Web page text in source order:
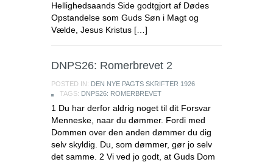
Hellighedsaands Side godtgjort af Dødes
Opstandelse som Guds Søn i Magt og
Vælde, Jesus Kristus […]
DNPS26: Romerbrevet 2
POSTED IN: DEN NYE PAGTS SKRIFTER 1926
TAGS: DNPS26: ROMERBREVET
1 Du har derfor aldrig noget til dit Forsvar
Menneske, naar du dømmer. Fordi med
Dommen over den anden dømmer du dig
selv skyldig. Du, som dømmer, gør jo selv
det samme. 2 Vi ved jo godt, at Guds Dom